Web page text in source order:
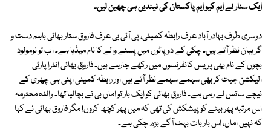
ایک سنار نے ایم کیو ایم پاکستان کی نیندیں ہی چھین لیں۔
دوسری طرف بہادر آباد عرف رابطہ کمیٹی، پی آئی بی عرف فاروق ستار بھائی باہم دست و
گریبان نظر آتے ہیں۔ چکی کے دو پاٹوں میں پسنے والے کا نام میڈیا ہے۔ اب تو نومولود
بچوں کے نام بھی پریس کانفرنسوں میں رکھے جارہے ہیں۔ فاروق بھائی انٹرا پارٹی
الیکشن جیت کر بھی سہمے سہمے نظر آتے ہیں اور رابطہ کمیٹی اپنی ہی چھری کے
نیچے سانس لے رہی ہے۔ فاروق بھائی کو ایک بار تو اماں بی نے بچالیا تھا۔ والدہ محترمہ
اس مرتبہ پھر بیٹے کو پیشکش کی تھی کہ میں پھر کچھ کروں! مگر فاروق بھائی نے کہا
کہ نہیں اماں، اس بار بات بہت آگے بڑھ چکی ہے۔